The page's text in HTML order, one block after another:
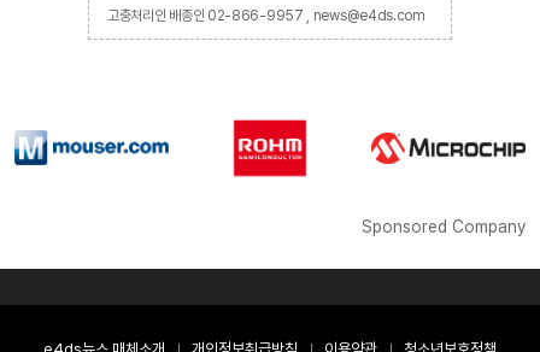
고충처리인 배종인 02-866-9957 , news@e4ds.com
Sponsored Company